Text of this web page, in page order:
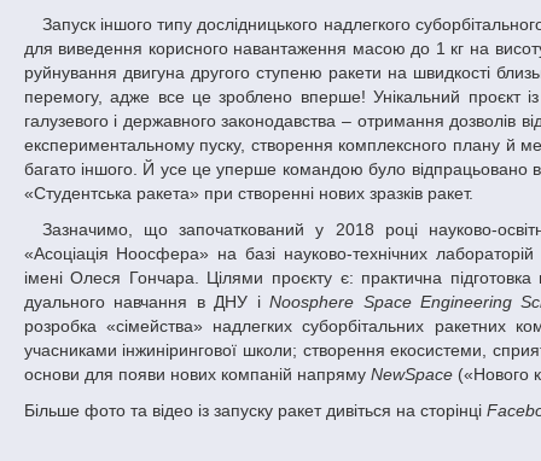
Запуск іншого типу дослідницького надлегкого
для виведення корисного навантаження масою до 1 кг на
руйнування двигуна другого ступеню ракети на швидкості
перемогу, адже все це зроблено вперше! Унікальний проєкт
галузевого і державного законодавства – отримання дозволів
експериментальному пуску, створення комплексного плану й
багато іншого. Й усе це уперше командою було
«Студентська ракета» при створенні нових зразків ракет.
Зазначимо, що започаткований у 2018 році науково-освітній проєкт «Студентська ракета» реалізується за всебічної підтримки ГО
«Асоціація Ноосфера» на базі науково-технічних лабораторій
імені Олеся Гончара. Цілями проєкту є: практична підготовка
дуального навчання в ДНУ іNoosphere Space Engineering
розробка «сімейства» надлегких суборбітальних ракетних
учасниками інжинірингової школи; створення екосистеми,
основи для появи нових компаній напряму NewSpace(«Нового
Більше фото та відео із запуску ракет дивіться на сторінці